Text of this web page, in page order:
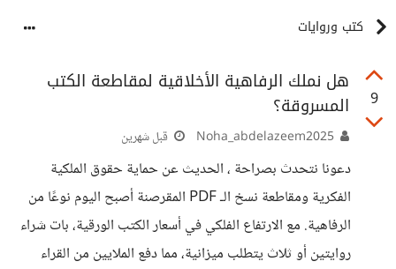
كتب وروايات
9
هل نملك الرفاهية الأخلاقية لمقاطعة الكتب
المسروقة؟
قبل شهرين
دعونا نتحدث بصراحة ، الحديث عن حماية حقوق الملكية
الفكرية ومقاطعة نسخ الـ PDF المقرصنة أصبح اليوم نوعًا من
الرفاهية. مع الارتفاع الفلكي في أسعار الكتب الورقية، بات شراء
روايتين أو ثلاث يتطلب ميزانية، مما دفع الملايين من القراء